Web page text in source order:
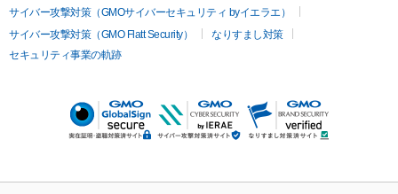
サイバー攻撃対策（GMOサイバーセキュリティ byイエラエ）
サイバー攻撃対策（GMO Flatt Security）
なりすまし対策
セキュリティ事業の軌跡